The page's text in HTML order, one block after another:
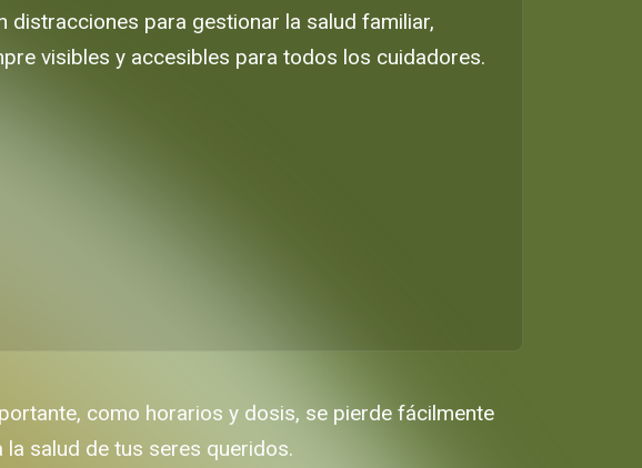
distracciones para gestionar la salud familiar,
visibles y accesibles para todos los cuidadores.
como horarios y dosis, se pierde fácilmente
salud de tus seres queridos.